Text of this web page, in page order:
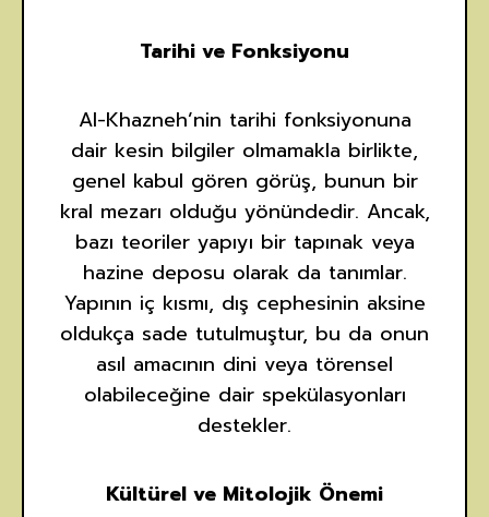
Tarihi ve Fonksiyonu
Al-Khazneh’nin tarihi fonksiyonuna
dair kesin bilgiler olmamakla birlikte,
genel kabul gören görüş, bunun bir
kral mezarı olduğu yönündedir. Ancak,
bazı teoriler yapıyı bir tapınak veya
hazine deposu olarak da tanımlar.
Yapının iç kısmı, dış cephesinin aksine
oldukça sade tutulmuştur, bu da onun
asıl amacının dini veya törensel
olabileceğine dair spekülasyonları
destekler.
Kültürel ve Mitolojik Önemi